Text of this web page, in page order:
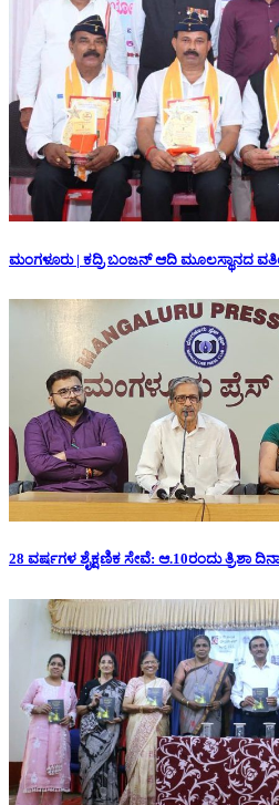
ಮಂಗಳೂರು | ಕದ್ರಿ ಬಂಜನ್ ಆದಿ ಮೂಲಸ್ಥಾನದ
28 ವರ್ಷಗಳ ಶೈಕ್ಷಣಿಕ ಸೇವೆ: ಆ.10ರಂದು ತ್ರಿಶಾ